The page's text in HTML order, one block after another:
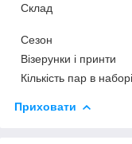
Склад
Сезон
Візерунки і принти
Кількість пар в наборі
Приховати